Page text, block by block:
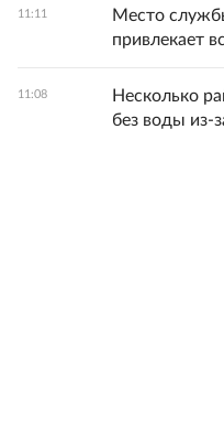
11:11
Место
привлекает
11:08
Несколько
без воды из-